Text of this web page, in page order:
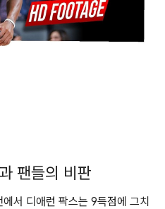
팬들의 비판
서 디애런 팍스는 9득점에 그치